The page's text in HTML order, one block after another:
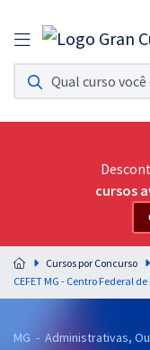
Assinatura
Acesso a todos os cursos.
Assinatura OAB
Acesso ilimitado a toda
Residências
Preparação completa e
residências em saúde do
cursos
Cursos por Concurso
MG - Administrativas,